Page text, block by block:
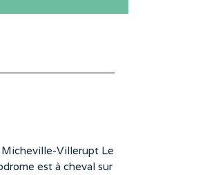
Micheville-Villerupt Le
est à cheval sur